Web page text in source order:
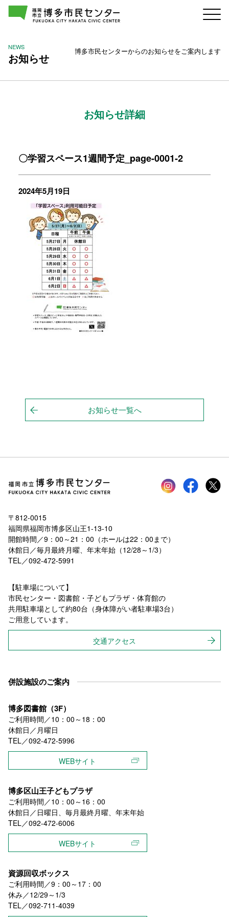
NEWS
お知らせ 博多市民センターからのお知らせをご案内します
お知らせ詳細
〇学習スペース1週間予定_page-0001-2
2024年5月19日
お知らせ一覧へ
Instagramfacebook
〒812-0015
福岡県福岡市博多区山王1-13-10
開館時間／9：00～21：00（ホールは22：00まで）
休館日／毎月最終月曜、年末年始（12/28～1/3）
TEL／092-472-5991
【駐車場について】
市民センター・図書館・子どもプラザ・体育館の
共用駐車場として約80台（身体障がい者駐車場3台）
ご用意しています。
交通アクセス
併設施設のご案内
博多図書館（3F）
ご利用時間／10：00～18：00
休館日／月曜日
TEL／092-472-5996
WEBサイト
博多区山王子どもプラザ
ご利用時間／10：00～16：00
休館日／日曜日、毎月最終月曜、年末年始
TEL／092-472-6006
WEBサイト
資源回収ボックス
ご利用時間／9：00～17：00
休み／12/29～1/3
TEL／092-711-4039